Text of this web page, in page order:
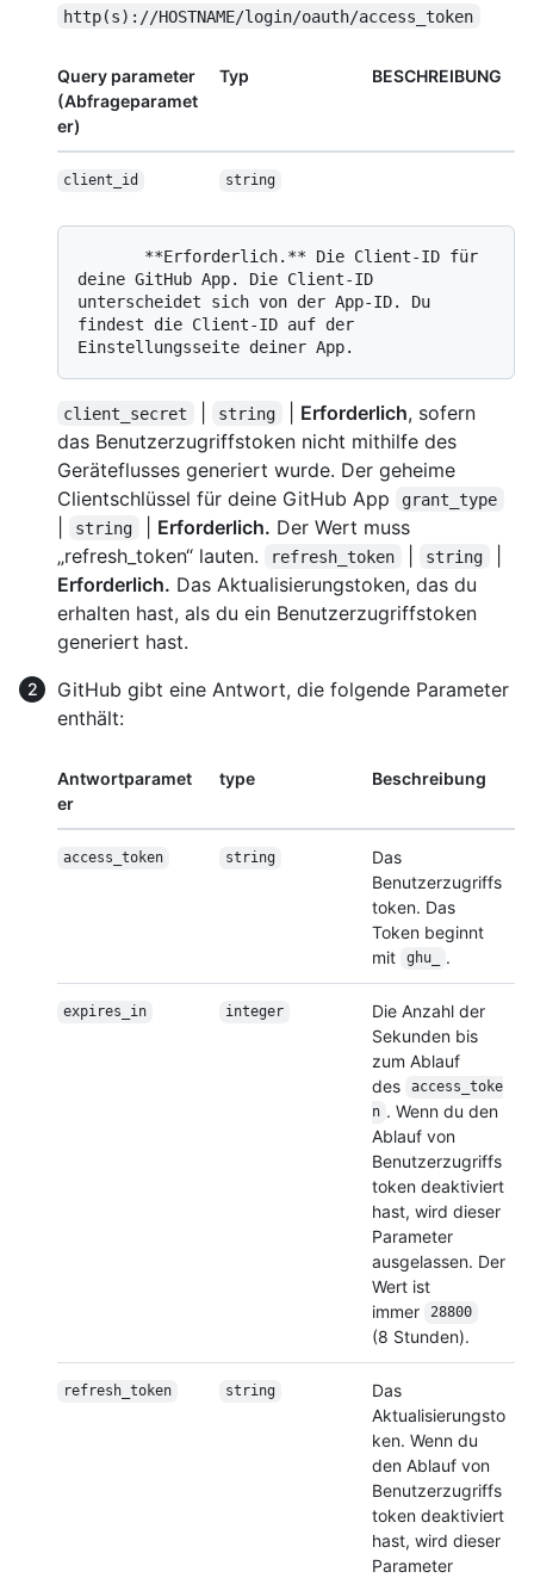
http(s)://HOSTNAME/login/oauth/access_token
Query parameter
(Abfrageparamet
er)
Typ BESCHREIBUNG
client_id string
deine GitHub App. Die Client-ID
unterscheidet sich von der App-ID. Du
findest die Client-ID auf der
client_secret string Erforderlich, sofern
das Benutzerzugriffstoken nicht mithilfe des
Geräteflusses generiert wurde. Der geheime
Clientschlüssel für deine GitHub App
grant_type
string Erforderlich. Der Wert muss
„refresh_token“ lauten.
refresh_token string
Erforderlich. Das Aktualisierungstoken, das du
erhalten hast, als du ein Benutzerzugriffstoken
generiert hast.
GitHub gibt eine Antwort, die folgende Parameter
enthält:
Antwortparamet
er
type Beschreibung
access_token string
Das
Benutzerzugriffs
token. Das
Token beginnt
mit
ghu_ .
expires_in integer
Die Anzahl der
Sekunden bis
zum Ablauf
des
access_toke
n . Wenn du den
Ablauf von
Benutzerzugriffs
token deaktiviert
hast, wird dieser
Parameter
ausgelassen. Der
Wert ist
immer
28800
(8 Stunden).
refresh_token string
Das
Aktualisierungsto
ken. Wenn du
den Ablauf von
Benutzerzugriffs
token deaktiviert
hast, wird dieser
Parameter